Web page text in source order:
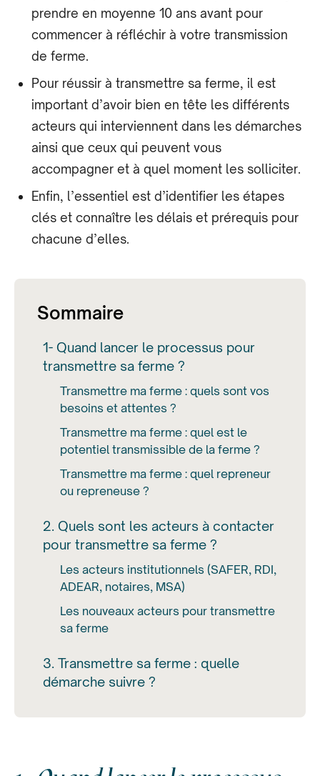
prendre en moyenne 10 ans avant pour
commencer à réfléchir à votre transmission
de ferme.
Pour réussir à transmettre sa ferme, il est
important d’avoir bien en tête les différents
acteurs qui interviennent dans les démarches
ainsi que ceux qui peuvent vous
accompagner et à quel moment les solliciter.
Enfin, l’essentiel est d’identifier les étapes
clés et connaître les délais et prérequis pour
chacune d’elles.
Sommaire
1- Quand lancer le processus pour
transmettre sa ferme ?
Transmettre ma ferme : quels sont vos
besoins et attentes ?
Transmettre ma ferme : quel est le
potentiel transmissible de la ferme ?
Transmettre ma ferme : quel repreneur
ou repreneuse ?
2. Quels sont les acteurs à contacter
pour transmettre sa ferme ?
Les acteurs institutionnels (SAFER, RDI,
ADEAR, notaires, MSA)
Les nouveaux acteurs pour transmettre
sa ferme
3. Transmettre sa ferme : quelle
démarche suivre ?